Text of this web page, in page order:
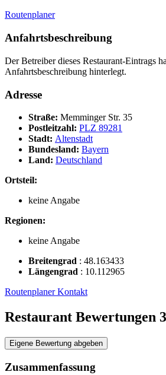
Routenplaner
Anfahrtsbeschreibung
Der Betreiber dieses Restaurant-Eintrags
Anfahrtsbeschreibung hinterlegt.
Adresse
Straße: Memminger Str. 35
Postleitzahl: PLZ 89281
Stadt: Altenstadt
Bundesland: Bayern
Land: Deutschland
Ortsteil:
keine Angabe
Regionen:
keine Angabe
Breitengrad : 48.163433
Längengrad : 10.112965
RoutenplanerKontakt
Restaurant Bewertungen 3
Eigene Bewertung abgeben
Zusammenfassung